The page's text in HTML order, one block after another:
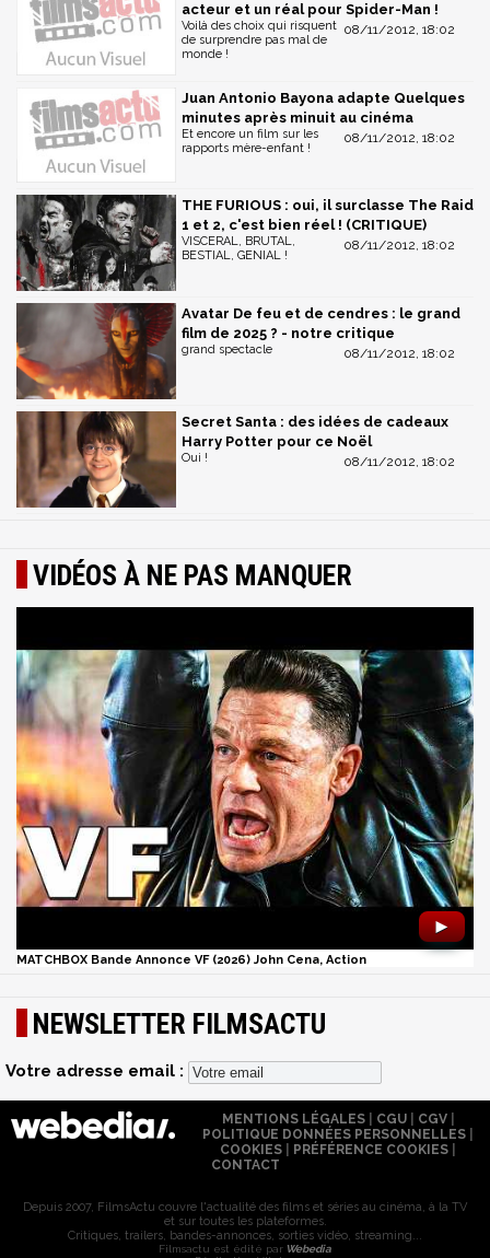
acteur et un réal pour Spider-Man !
08/11/2012, 18:02
Voilà des choix qui risquent
de surprendre pas mal de
monde !
Juan Antonio Bayona adapte Quelques
minutes après minuit au cinéma
08/11/2012, 18:02
Et encore un film sur les
rapports mère-enfant !
THE FURIOUS : oui, il surclasse The Raid
1 et 2, c'est bien réel ! (CRITIQUE)
08/11/2012, 18:02
VISCERAL, BRUTAL,
BESTIAL, GENIAL !
Avatar De feu et de cendres : le grand
film de 2025 ? - notre critique
08/11/2012, 18:02
grand spectacle
Secret Santa : des idées de cadeaux
Harry Potter pour ce Noël
08/11/2012, 18:02
Oui !
VIDÉOS À NE PAS MANQUER
►
MATCHBOX Bande Annonce VF (2026) John Cena, Action
NEWSLETTER FILMSACTU
Votre adresse email :
MENTIONS LÉGALES| CGU| CGV|
POLITIQUE DONNÉES PERSONNELLES
COOKIES
PRÉFÉRENCE COOKIES
CONTACT
Depuis 2007, FilmsActu couvre l'actualité des films et séries au cinéma, à la TV
et sur toutes les plateformes.
Critiques, trailers, bandes-annonces, sorties vidéo, streaming...
Filmsactu est édité par Webedia